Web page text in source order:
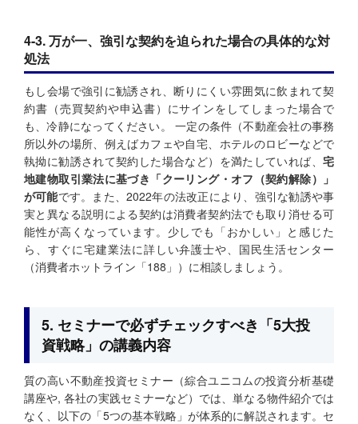
4-3. 万が一、強引な契約を迫られた場合の具体的な対
処法
もし会場で強引に勧誘され、断りにくい雰囲気に飲まれて契
約書（売買契約や申込書）にサインをしてしまった場合で
も、冷静になってください。 一定の条件（不動産会社の事務
所以外の場所、例えばカフェや自宅、ホテルのロビーなどで
執拗に勧誘されて契約した場合など）を満たしていれば、 宅
地建物取引業法に基づき「クーリング・オフ（契約解除）」
が可能です。また、2022年の法改正により、強引な勧誘や事
実と異なる説明による契約は消費者契約法でも取り消せる可
能性が高くなっています。少しでも「おかしい」と感じた
ら、すぐに宅建業法に詳しい弁護士や、国民生活センター
（消費者ホットライン「188」）に相談しましょう。
5. セミナーで必ずチェックすべき「5大投
資戦略」の講義内容
質の高い不動産投資セミナー（綜合ユニコムの投資分析基礎
講座や, 各社の実践セミナーなど）では、単なる物件紹介では
なく、以下の「5つの基本戦略」が体系的に解説されます。セ